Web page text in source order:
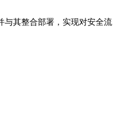
与其整合部署，实现对安全流